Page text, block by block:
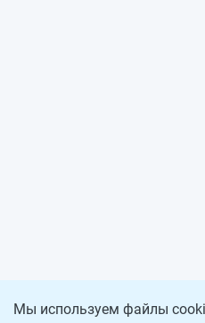
Мы используем файлы